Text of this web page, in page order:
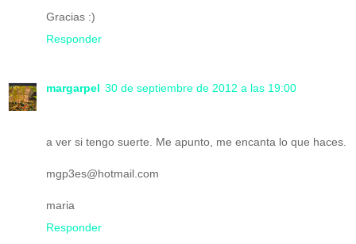
Gracias :)
Responder
margarpel 30 de septiembre de 2012 a las 19:00
a ver si tengo suerte. Me apunto, me encanta lo que haces.
mgp3es@hotmail.com
maria
Responder